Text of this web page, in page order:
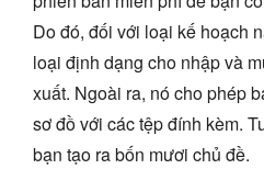
Do đó, đối với loại kế hoạch
loại định dạng cho nhập và
xuất. Ngoài ra, nó cho phép
sơ đồ với các tệp đính kèm.
bạn tạo ra bốn mươi chủ đề.